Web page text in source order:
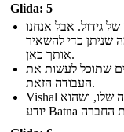
Glida: 5
גידול. אבל אנחנו
שניתן כדי להשאיר
אותך כאן.
שתוכל לעשות את
העבודה הזאת.
Vishal מאותת כי הביקוש של כריס הוא מעבר השורה התחתונה שלו, ושהוא